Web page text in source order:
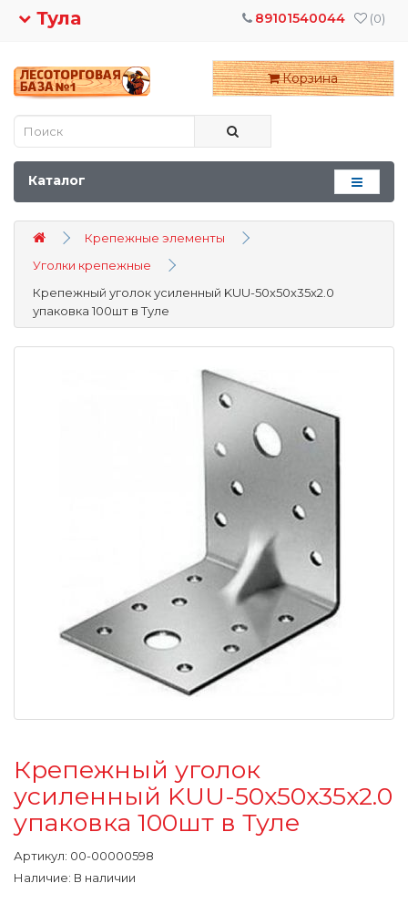
Тула (0)
89101540044
Корзина
Каталог
Крепежные элементы
Уголки крепежные
Крепежный уголок усиленный KUU-50х50х35х2.0
упаковка 100шт в Туле
Крепежный уголок
усиленный KUU-50х50х35х2.0
упаковка 100шт в Туле
Артикул: 00-00000598
Наличие: В наличии